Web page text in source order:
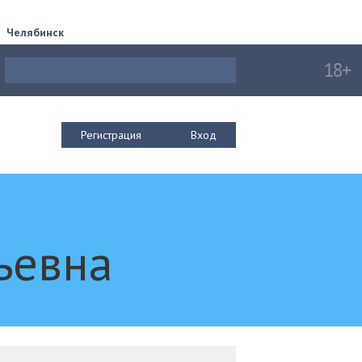
Челябинск
Регистрация Вход